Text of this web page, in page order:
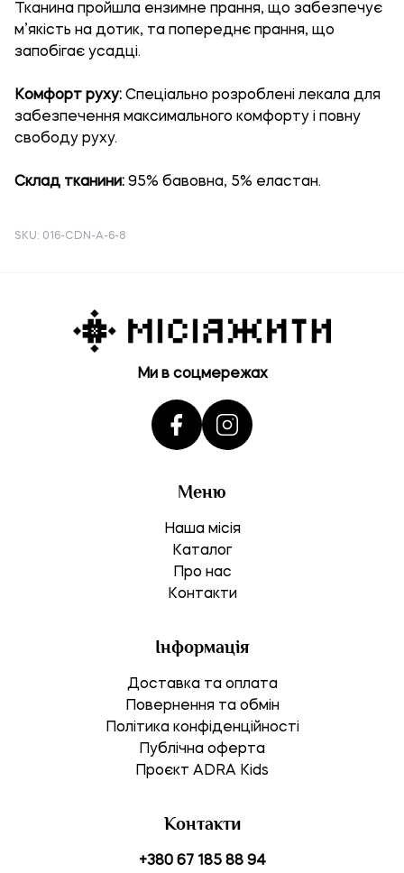
Тканина пройшла ензимне прання, що забезпечує
м’якість на дотик, та попереднє прання, що
запобігає усадці.
Комфорт руху: Спеціально розроблені лекала для
забезпечення максимального комфорту і повну
свободу руху.
Склад тканини: 95% бавовна, 5% еластан.
SKU: 016-CDN-A-6-8
Меню
Наша місія
Каталог
Про нас
Контакти
Інформація
Доставка та оплата
Повернення та обмін
Політика конфіденційності
Публічна оферта
Проєкт ADRA Kids
Ми в соцмережах
Контакти
+380 67 185 88 94